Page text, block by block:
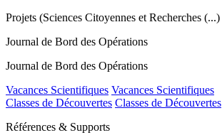
Projets (Sciences Citoyennes et Recherches (...)
Journal de Bord des Opérations
Journal de Bord des Opérations
Vacances Scientifiques Vacances Scientifiques
Classes de Découvertes Classes de Découvertes
Références & Supports